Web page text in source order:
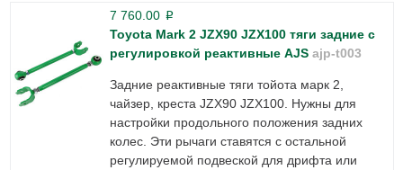
7 760.00 p
Toyota Mark 2 JZX90 JZX100 тяги задние с
регулировкой реактивные AJS ajp-t003
Задние реактивные тяги тойота марк 2,
чайзер, креста JZX90 JZX100. Нужны для
настройки продольного положения задних
колес. Эти рычаги ставятся с остальной
регулируемой подвеской для дрифта или